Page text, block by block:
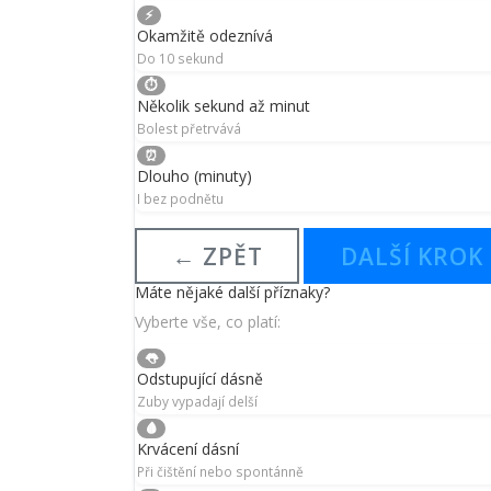
⚡
Okamžitě odeznívá
Do 10 sekund
⏱️
Několik sekund až minut
Bolest přetrvává
⏰
Dlouho (minuty)
I bez podnětu
← ZPĚT DALŠÍ
Máte nějaké další příznaky?
Vyberte vše, co platí:
👅
Odstupující dásně
Zuby vypadají delší
🩸
Krvácení dásní
Při čištění nebo spontánně